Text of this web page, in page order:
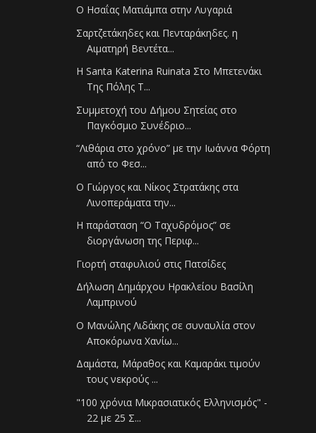
Ο Ησαΐας Ματιάμπα στην Λυγαριά
Σαρτζετάκηδες και Πενταράκηδες. η
Αιματηρή Βεντέτα...
Η Santa Katerina Ruinata Στο Μπετενάκι
Της Πόλης Τ...
Συμμετοχή του Δήμου Σητείας στο
Παγκόσμιο Συνέδριο...
“Λιθάρια στο χρόνο” με την Ιωάννα Φόρτη
από το Φεσ...
Ο Γιώργος και Νίκος Στρατάκης στα
Λινοπεράματα την...
Η παράσταση “O Ταχυδρόμος” σε
διοργάνωση της Περιφ...
Γιορτή σταφυλιού στις Πατσίδες
Δήλωση Δημάρχου Ηρακλείου Βασίλη
Λαμπρινού
Ο Μανώλης Λιδάκης σε συναυλία στον
Αποκόρωνα Χανίω...
Δαμάστα, Μάραθος και Καμαράκι τιμούν
τους νεκρούς ...
"100 χρόνια Μικρασιατικός Ελληνισμός" -
22 με 25 Σ...